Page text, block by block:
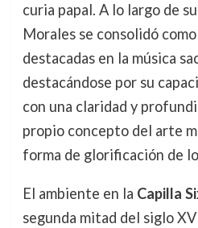
curia papal. A lo largo de
Morales se consolidó
destacadas en la música
destacándose por su
con una claridad y
propio concepto del arte
forma de glorificación de
El ambiente en la Capilla
segunda mitad del siglo